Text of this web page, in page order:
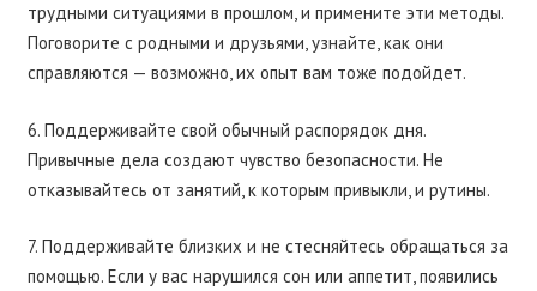
трудными ситуациями в прошлом, и примените эти методы.
Поговорите с родными и друзьями, узнайте, как они
справляются — возможно, их опыт вам тоже подойдет.
6. Поддерживайте свой обычный распорядок дня.
Привычные дела создают чувство безопасности. Не
отказывайтесь от занятий, к которым привыкли, и рутины.
7. Поддерживайте близких и не стесняйтесь обращаться за
помощью. Если у вас нарушился сон или аппетит, появились